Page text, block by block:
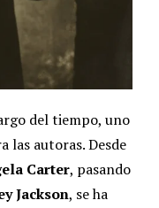
del tiempo, uno
las autoras. Desde
Carter, pasando
Jackson, se ha